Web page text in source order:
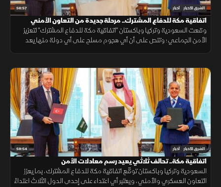
56:57 الشرق للأخبار أخبار
اتفاقية مكة للدفاع المشترك.. مرحلة جديدة من التعاون الأمني
وقعت السعودية وتركيا وباكستان "اتفاقية مكة للدفاع المشترك" لتعزيز
الأمن الجماعي؛ وتنص على أن أي هجوم مسلح على أي دولة منها يعد
59:54 الشرق للأخبار أخبار
اتفاقية مكة.. تحالف ثلاثي يعيد رسم معادلات الأمن
السعودية وتركيا وباكستان توقّع اتفاقية مكة للدفاع المشترك، بما يعزز
التعاون العسكري والأمني، ويعتبر أي اعتداء على إحدى الدول الثلاث اعتداءً